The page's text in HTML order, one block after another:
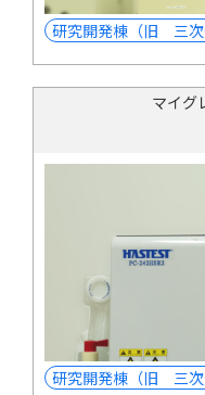
研究開発棟（旧 三次
マイグ
研究開発棟（旧 三次